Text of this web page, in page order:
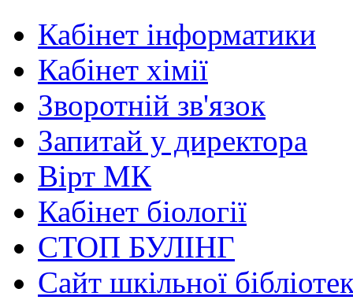
Кабінет інформатики
Кабінет хімії
Зворотній зв'язок
Запитай у директора
Вірт МК
Кабінет біології
СТОП БУЛІНГ
Сайт шкільної